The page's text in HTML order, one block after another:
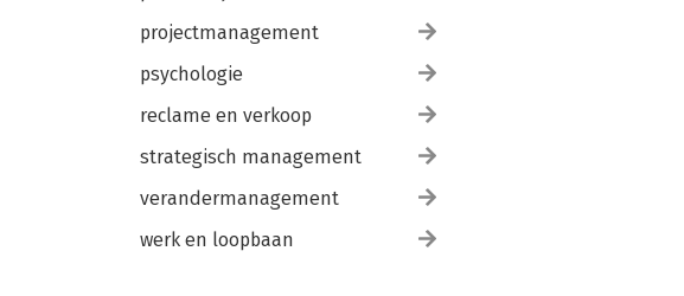
projectmanagement
psychologie
reclame en verkoop
strategisch management
verandermanagement
werk en loopbaan